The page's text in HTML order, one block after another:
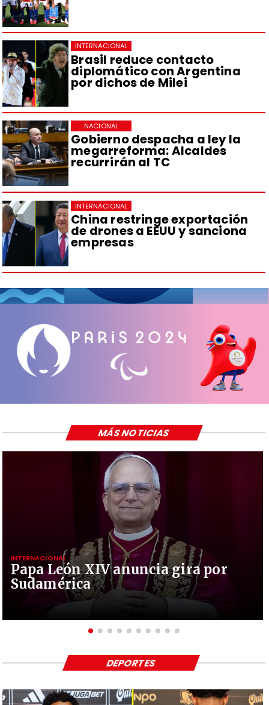
Brasil reduce contacto
diplomático con Argentina
por dichos de Milei
INTERNACIONAL
Gobierno despacha a ley la
megarreforma: Alcaldes
recurrirán al TC
NACIONAL
China restringe exportación
de drones a EEUU y sanciona
empresas
INTERNACIONAL
Papa León XIV anuncia gira por
Sudamérica
INTERNACIONAL
MÁS NOTICIAS
DEPORTES